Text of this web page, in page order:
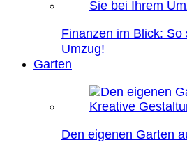
Finanzen im Blick:
Umzug!
Garten
Den eigenen Garten